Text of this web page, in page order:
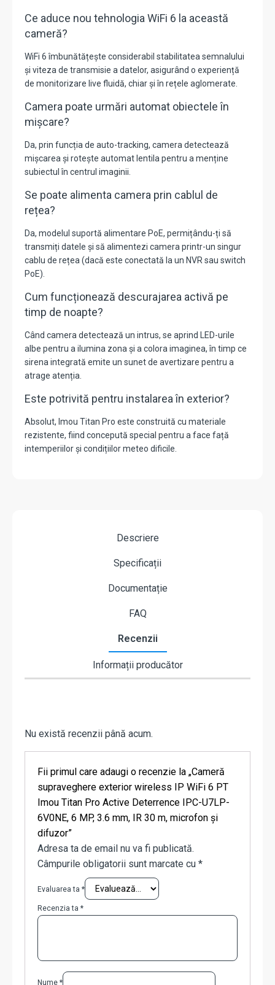
Ce aduce nou tehnologia WiFi 6 la această
cameră?
WiFi 6 îmbunătățește considerabil stabilitatea semnalului
și viteza de transmisie a datelor, asigurând o experiență
de monitorizare live fluidă, chiar și în rețele aglomerate.
Camera poate urmări automat obiectele în
mișcare?
Da, prin funcția de auto-tracking, camera detectează
mișcarea și rotește automat lentila pentru a menține
subiectul în centrul imaginii.
Se poate alimenta camera prin cablul de
rețea?
Da, modelul suportă alimentare PoE, permițându-ți să
transmiți datele și să alimentezi camera printr-un singur
cablu de rețea (dacă este conectată la un NVR sau switch
PoE).
Cum funcționează descurajarea activă pe
timp de noapte?
Când camera detectează un intrus, se aprind LED-urile
albe pentru a ilumina zona și a colora imaginea, în timp ce
sirena integrată emite un sunet de avertizare pentru a
atrage atenția.
Este potrivită pentru instalarea în exterior?
Absolut, Imou Titan Pro este construită cu materiale
rezistente, fiind concepută special pentru a face față
intemperiilor și condițiilor meteo dificile.
Descriere
Specificații
Documentație
FAQ
Recenzii
Informații producător
Nu există recenzii până acum.
Fii primul care adaugi o recenzie la „Cameră
supraveghere exterior wireless IP WiFi 6 PT
Imou Titan Pro Active Deterrence IPC-U7LP-
6V0NE, 6 MP, 3.6 mm, IR 30 m, microfon și
difuzor”
Adresa ta de email nu va fi publicată.
Câmpurile obligatorii sunt marcate cu *
Evaluarea ta *
Recenzia ta *
Nume *